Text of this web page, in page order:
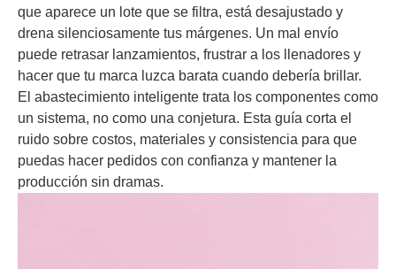
que aparece un lote que se filtra, está desajustado y
drena silenciosamente tus márgenes. Un mal envío
puede retrasar lanzamientos, frustrar a los llenadores y
hacer que tu marca luzca barata cuando debería brillar.
El abastecimiento inteligente trata los componentes como
un sistema, no como una conjetura. Esta guía corta el
ruido sobre costos, materiales y consistencia para que
puedas hacer pedidos con confianza y mantener la
producción sin dramas.